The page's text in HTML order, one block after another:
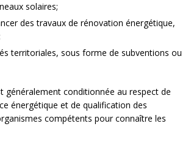
solaires;
des travaux de rénovation énergétique,
territoriales, sous forme de subventions ou
généralement conditionnée au respect de
énergétique et de qualification des
compétents pour connaître les